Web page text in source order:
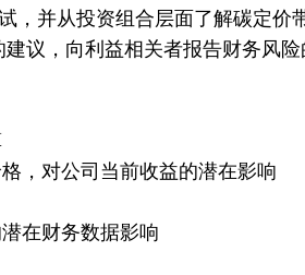
，并从投资组合层面了解碳定价
议，向利益相关者报告财务风险
，对公司当前收益的潜在影响
在财务数据影响